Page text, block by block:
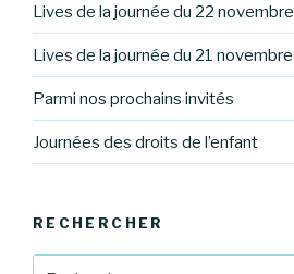
Lives de la journée du 22 novembre
Lives de la journée du 21 novembre
Parmi nos prochains invités
Journées des droits de l’enfant
RECHERCHER